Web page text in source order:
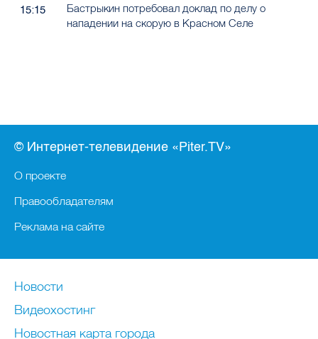
15:15
Бастрыкин потребовал доклад по делу о
нападении на скорую в Красном Селе
© Интернет-телевидение «Piter.TV»
О проекте
Правообладателям
Реклама на сайте
Новости
Видеохостинг
Новостная карта города